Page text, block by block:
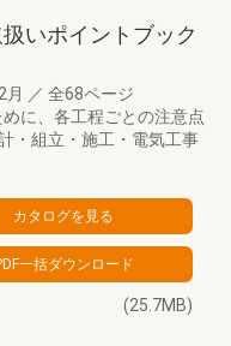
いポイントブック
月 ／ 全68ページ
に、各工程ごとの注意点
・組立・施工・電気工事
(25.7MB)